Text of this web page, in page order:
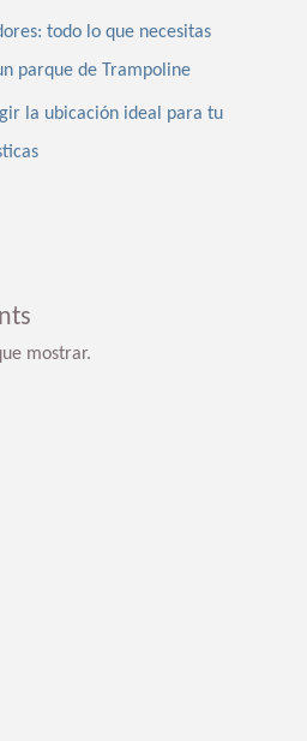
todo lo que necesitas
parque de Trampoline
la ubicación ideal para tu
mostrar.